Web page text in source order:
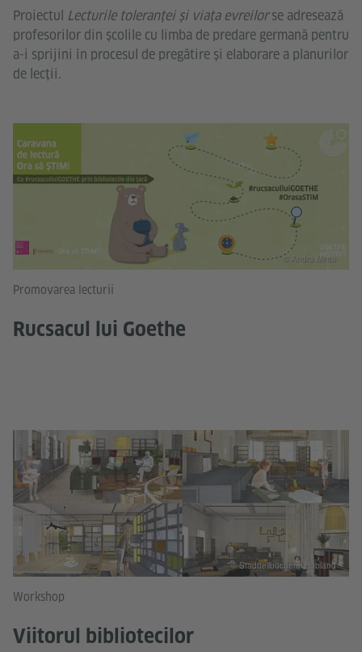
Proiectul Lecturile toleranței și viața evreilorse adresează
profesorilor din școlile cu limba de predare germană pentru
a-i sprijini în procesul de pregătire și elaborare a planurilor
de lecții.
Promovarea lecturii
Rucsacul lui Goethe
© Andra Mirea
Workshop
Viitorul bibliotecilor
© Stadtteilbücherei Hubland